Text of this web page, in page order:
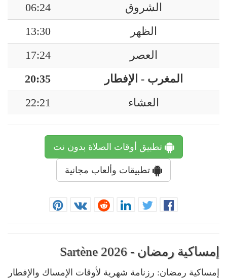
الشروق
06:24
الظهر
13:30
العصر
17:24
المغرب - الإفطار
20:35
العشاء
22:21
تطبيق أوقات الصلاة بدون نت
تطبيقات وألعاب مجانية
إمساكية رمضان - Sartène 2026
إمساكية رمضان: رزنامة شهرية لأوقات الإمساك والإفطار